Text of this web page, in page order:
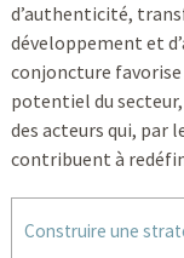
d’authenticité,
développement et
conjoncture
potentiel du
des acteurs qui, par
contribuent à
Construire une